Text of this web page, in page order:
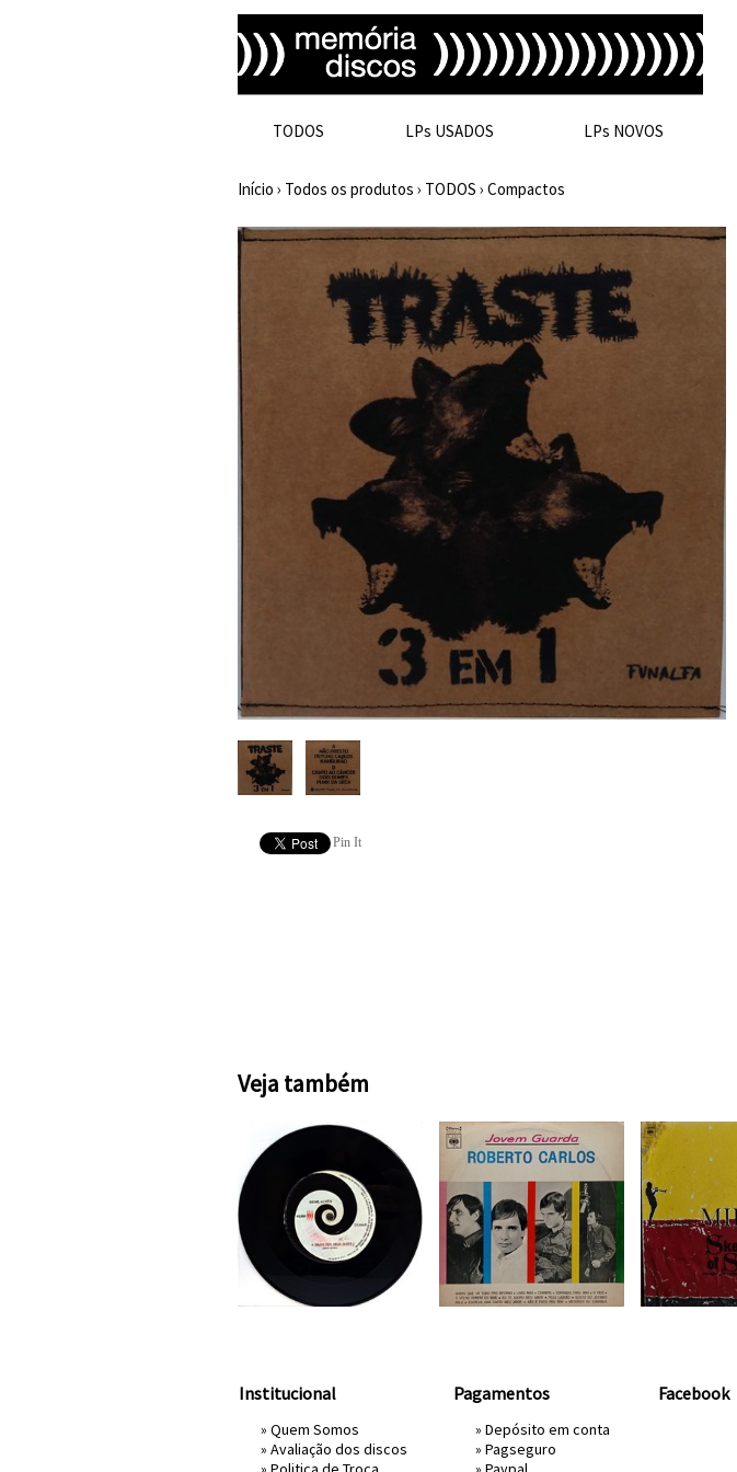
TODOS LPs USADOS LPs NOVOS
Início › Todos os produtos › TODOS › Compactos
Pin It
Veja também
Institucional
» Quem Somos
» Avaliação dos discos
Pagamentos
» Depósito em conta
» Pagseguro
Facebook